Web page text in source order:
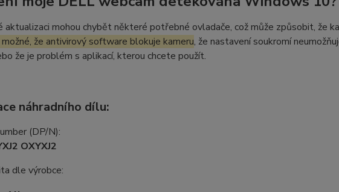
aktualizaci mohou chybět některé potřebné ovladače, což může způsobit, že
že antivirový software blokuje kameru, že nastavení soukromí
že je problém s aplikací, kterou chcete použít.
náhradního dílu:
(DP/N):
OXYXJ2
dle výrobce: